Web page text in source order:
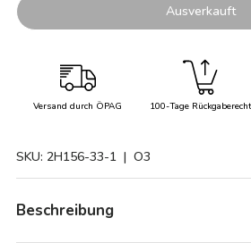
Ausverkauft
Versand durch ÖPAG 100-Tage Rückgaberecht
SKU: 2H156-33-1 | O3
Beschreibung